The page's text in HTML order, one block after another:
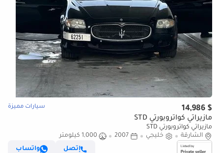
$ 14,986 سيارات مميزة
مازيراتي كواتروبورتي STD
مازيراتي كواتروبورتي STD
الشارقة
خليجي 2007
1,000 كيلومتر
إتصل
واتساب